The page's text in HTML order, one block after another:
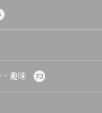
趣味 73